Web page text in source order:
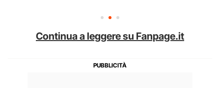
Continua a leggere su Fanpage.it